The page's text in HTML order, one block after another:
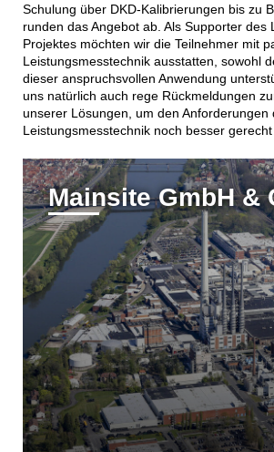
Schulung über DKD-Kalibrierungen bis zu
runden das Angebot ab. Als Supporter des
Projektes möchten wir die Teilnehmer mit
Leistungsmesstechnik ausstatten, sowohl
dieser anspruchsvollen Anwendung
uns natürlich auch rege Rückmeldungen
unserer Lösungen, um den Anforderungen
Leistungsmesstechnik noch besser
Mainsite GmbH &